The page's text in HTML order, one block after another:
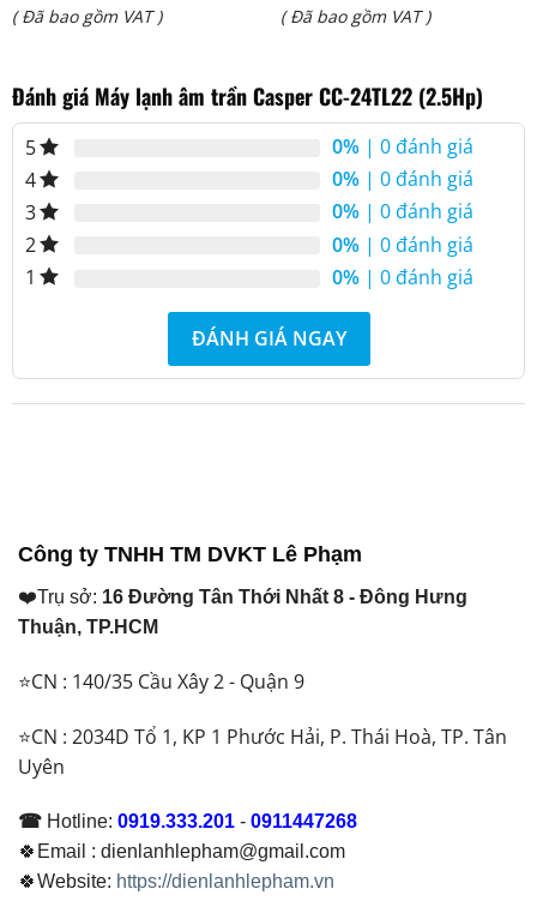
là:
Giá
tại
là:
₫ 31.450.000.
( Đã bao gồm VAT )
là:
Giá
tại
₫ 22.700.000.
( Đã bao gồm VAT )
Đánh giá Máy lạnh âm trần Casper CC-24TL22 (2.5Hp)
5 0% | 0 đánh giá
4
0% | 0 đánh giá
3
0% | 0 đánh giá
2
0% | 0 đánh giá
1
0% | 0 đánh giá
ĐÁNH GIÁ NGAY
Công ty TNHH TM DVKT Lê Phạm
❤️Trụ sở: 16 Đường Tân Thới Nhất 8 - Đông Hưng
Thuận, TP.HCM
⭐CN : 140/35 Cầu Xây 2 - Quận 9
⭐CN : 2034D Tổ 1, KP 1 Phước Hải, P. Thái Hoà, TP. Tân
Uyên
☎ Hotline: 0919.333.201 - 0911447268
🍀Email : dienlanhlepham@gmail.com
🍀Website: https://dienlanhlepham.vn